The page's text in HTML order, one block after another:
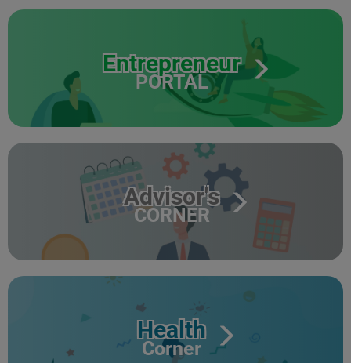
Entrepreneur
PORTAL
Advisor's
CORNER
Health
Corner